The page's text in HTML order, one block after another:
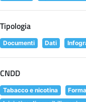
Tipologia
Documenti Dati
CNDD
Tabacco e nicotina